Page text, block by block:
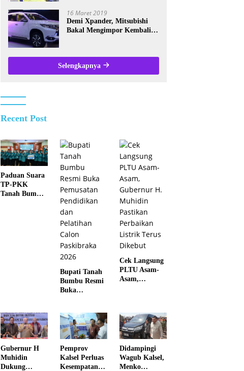
Kalsel
16 Maret 2019
Demi Xpander, Mitsubishi
Bakal Mengimpor Kembali
Selengkapnya
Recent Post
Paduan Suara
TP-PKK
Tanah Bumbu
Bupati Tanah
Bumbu Resmi
Buka
dan Pelatihan
Calon
Paskibraka
2026
Cek Langsung
PLTU Asam-
Asam,
Perbaikan
Listrik Terus
Dikebut
Gubernur H
Muhidin
Dukung
Pemprov
Kalsel Perluas
Kesempatan
Didampingi
Wagub Kalsel,
Menko